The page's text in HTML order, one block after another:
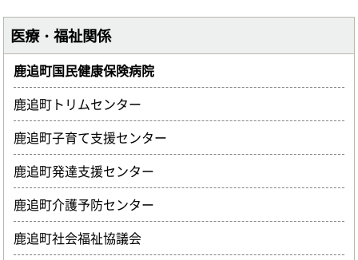
医療・福祉関係
鹿追町国民健康保険病院
鹿追町トリムセンター
鹿追町子育て支援センター
鹿追町発達支援センター
鹿追町介護予防センター
鹿追町社会福祉協議会